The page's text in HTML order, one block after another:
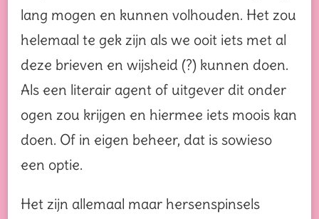
lang mogen en kunnen volhouden. Het zou
helemaal te gek zijn als we ooit iets met al
deze brieven en wijsheid (?) kunnen doen.
Als een literair agent of uitgever dit onder
ogen zou krijgen en hiermee iets moois kan
doen. Of in eigen beheer, dat is sowieso
een optie.
Het zijn allemaal maar hersenspinsels